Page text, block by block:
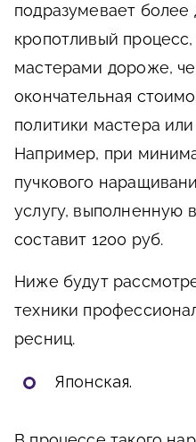
подразумевает более
кропотливый
мастерами дороже,
окончательная
политики мастера
Например, при
пучкового
услугу, выполненную
составит 1200 руб.
Ниже будут
техники
ресниц.
Японская.